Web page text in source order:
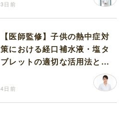
3日前
【医師監修】子供の熱中症対
策における経口補水液・塩タ
ブレットの適切な活用法と水
4日前